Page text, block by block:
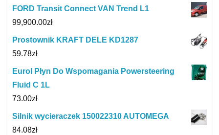
FORD Transit Connect VAN Trend L1
99,900.00zł
Prostownik KRAFT DELE KD1287
59.78zł
Eurol Płyn Do Wspomagania Powersteering
Fluid C 1L
73.00zł
Silnik wycieraczek 150022310 AUTOMEGA
84.08zł